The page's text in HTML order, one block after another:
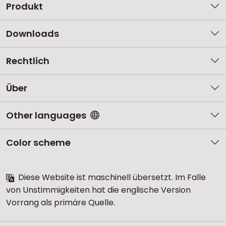
Produkt
Downloads
Rechtlich
Über
Other languages
Color scheme
Diese Website ist maschinell übersetzt. Im Falle
von Unstimmigkeiten hat die englische Version
Vorrang als primäre Quelle.